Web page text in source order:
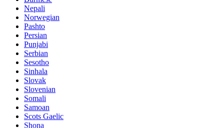
Nepali
Norwegian
Pashto
Persian
Punjabi
Serbian
Sesotho
Sinhala
Slovak
Slovenian
Somali
Samoan
Scots Gaelic
Shona